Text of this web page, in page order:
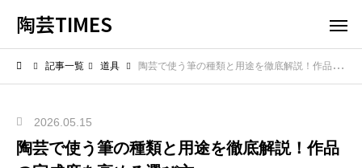
陶芸TIMES
記事一覧 道具 陶芸で使う筆の種類と用途を徹底解説！作品の完成度を高める選び方
2026.05.15
陶芸で使う筆の種類と用途を徹底解説！作品